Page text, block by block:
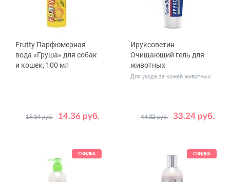
Frutty Парфюмерная
вода «Груша» для собак
и кошек, 100 мл
14.36 руб.
19.14 руб.
Ируксоветин
Очищающий гель для
животных
Для ухода за кожей животных
33.24 руб.
44.32 руб.
Объем,
50
СКИДКА СКИДКА